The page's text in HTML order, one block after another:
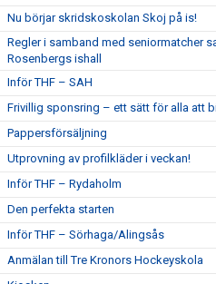
Nu börjar skridskoskolan Skoj på is!
Regler i samband med seniormatcher
Rosenbergs ishall
Inför THF – SAH
Frivillig sponsring – ett sätt för alla att
Pappersförsäljning
Utprovning av profilkläder i veckan!
Inför THF – Rydaholm
Den perfekta starten
Inför THF – Sörhaga/Alingsås
Anmälan till Tre Kronors Hockeyskola